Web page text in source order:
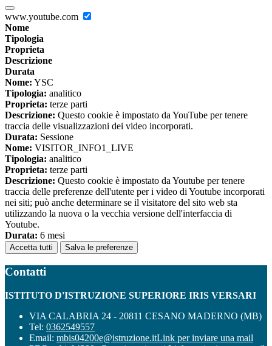
www.youtube.com
Nome
Tipologia
Proprieta
Descrizione
Durata
Nome: YSC
Tipologia: analitico
Proprieta: terze parti
Descrizione: Questo cookie è impostato da YouTube per tenere
traccia delle visualizzazioni dei video incorporati.
Durata: Sessione
Nome: VISITOR_INFO1_LIVE
Tipologia: analitico
Proprieta: terze parti
Descrizione: Questo cookie è impostato da Youtube per tenere
traccia delle preferenze dell'utente per i video di Youtube incorporati
nei siti; può anche determinare se il visitatore del sito web sta
utilizzando la nuova o la vecchia versione dell'interfaccia di
Youtube.
Durata: 6 mesi
Accetta tutti Salva le preferenze
Contatti
ISTITUTO D'ISTRUZIONE SUPERIORE IRIS VERSARI
VIA CALABRIA 24 - 20811 CESANO MADERNO (MB)
Tel: 0362549557
Email: mbis04200e@istruzione.itLink per inviare una mail